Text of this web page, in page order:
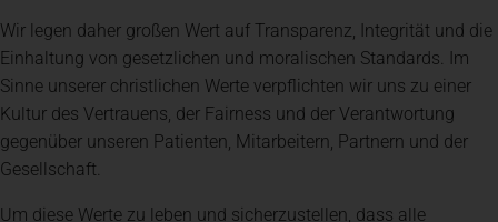
Veranstaltungen
Spenden + Helfen
Wir legen daher großen Wert auf Transparenz, Integrität und die
Einhaltung von gesetzlichen und moralischen Standards. Im
Sinne unserer christlichen Werte verpflichten wir uns zu einer
Kultur des Vertrauens, der Fairness und der Verantwortung
gegenüber unseren Patienten, Mitarbeitern, Partnern und der
Gesellschaft.
Um diese Werte zu leben und sicherzustellen, dass alle